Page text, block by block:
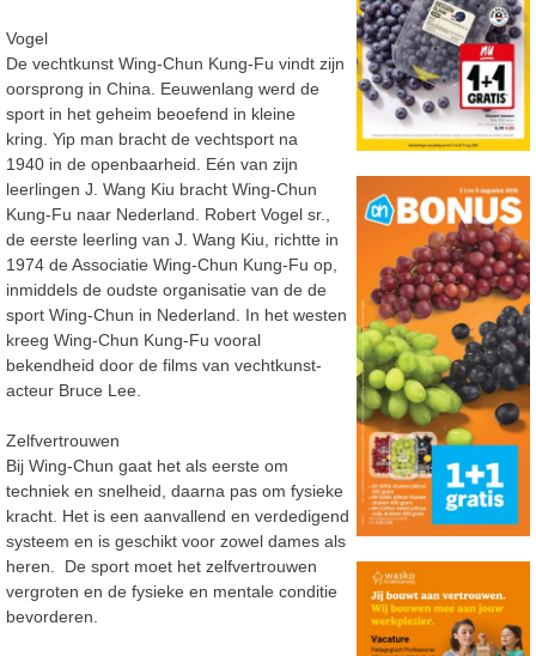
Vogel
De vechtkunst Wing-Chun Kung-Fu vindt zijn
oorsprong in China. Eeuwenlang werd de
sport in het geheim beoefend in kleine
kring. Yip man bracht de vechtsport na
1940 in de openbaarheid. Eén van zijn
leerlingen J. Wang Kiu bracht Wing-Chun
Kung-Fu naar Nederland. Robert Vogel sr.,
de eerste leerling van J. Wang Kiu, richtte in
1974 de Associatie Wing-Chun Kung-Fu op,
inmiddels de oudste organisatie van de de
sport Wing-Chun in Nederland. In het westen
kreeg Wing-Chun Kung-Fu vooral
bekendheid door de films van vechtkunst-
acteur Bruce Lee.
Zelfvertrouwen
Bij Wing-Chun gaat het als eerste om
techniek en snelheid, daarna pas om fysieke
kracht. Het is een aanvallend en verdedigend
systeem en is geschikt voor zowel dames als
heren. De sport moet het zelfvertrouwen
vergroten en de fysieke en mentale conditie
bevorderen.